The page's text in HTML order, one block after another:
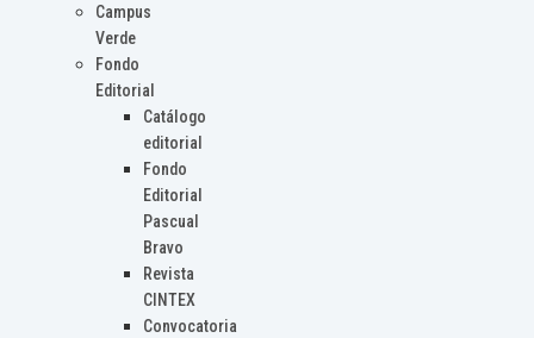
Campus
Verde
Fondo
Editorial
Catálogo
editorial
Fondo
Editorial
Pascual
Bravo
Revista
CINTEX
Convocatoria